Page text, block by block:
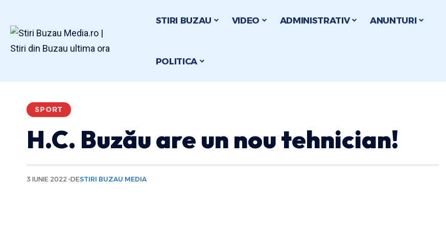
STIRI BUZAU VIDEO ADMINISTRATIV ANUNTURI
POLITICA
SPORT
H.C. Buzău are un nou tehnician!
3 IUNIE 2022 DESTIRI BUZAU MEDIA